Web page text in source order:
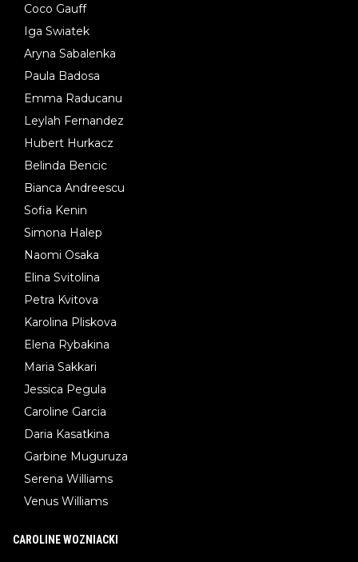
Coco Gauff
Iga Swiatek
Aryna Sabalenka
Paula Badosa
Emma Raducanu
Leylah Fernandez
Hubert Hurkacz
Belinda Bencic
Bianca Andreescu
Sofia Kenin
Simona Halep
Naomi Osaka
Elina Svitolina
Petra Kvitova
Karolina Pliskova
Elena Rybakina
Maria Sakkari
Jessica Pegula
Caroline Garcia
Daria Kasatkina
Garbine Muguruza
Serena Williams
Venus Williams
CAROLINE WOZNIACKI